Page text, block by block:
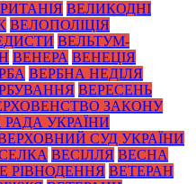
ВЕЛИКОДНІ
ВЕЛОПОЛІЦІЯ
ВЕЛЬТУМ-
ВЕНЕРА ВЕНЕЦІЯ
ВЕРБНА НЕДІЛЯ
ВЕРЕСЕНЬ
ЗАКОНУ
УКРАЇНИ
СУД УКРАЇНИ
ВЕСІЛЛЯ ВЕСНА
РІВНОДЕННЯ ВЕТЕРАН